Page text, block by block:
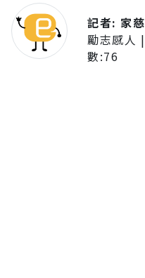
記者: 家慈
勵志感人 |
數:76